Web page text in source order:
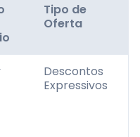
Tipo de
Oferta
Descontos
Expressivos